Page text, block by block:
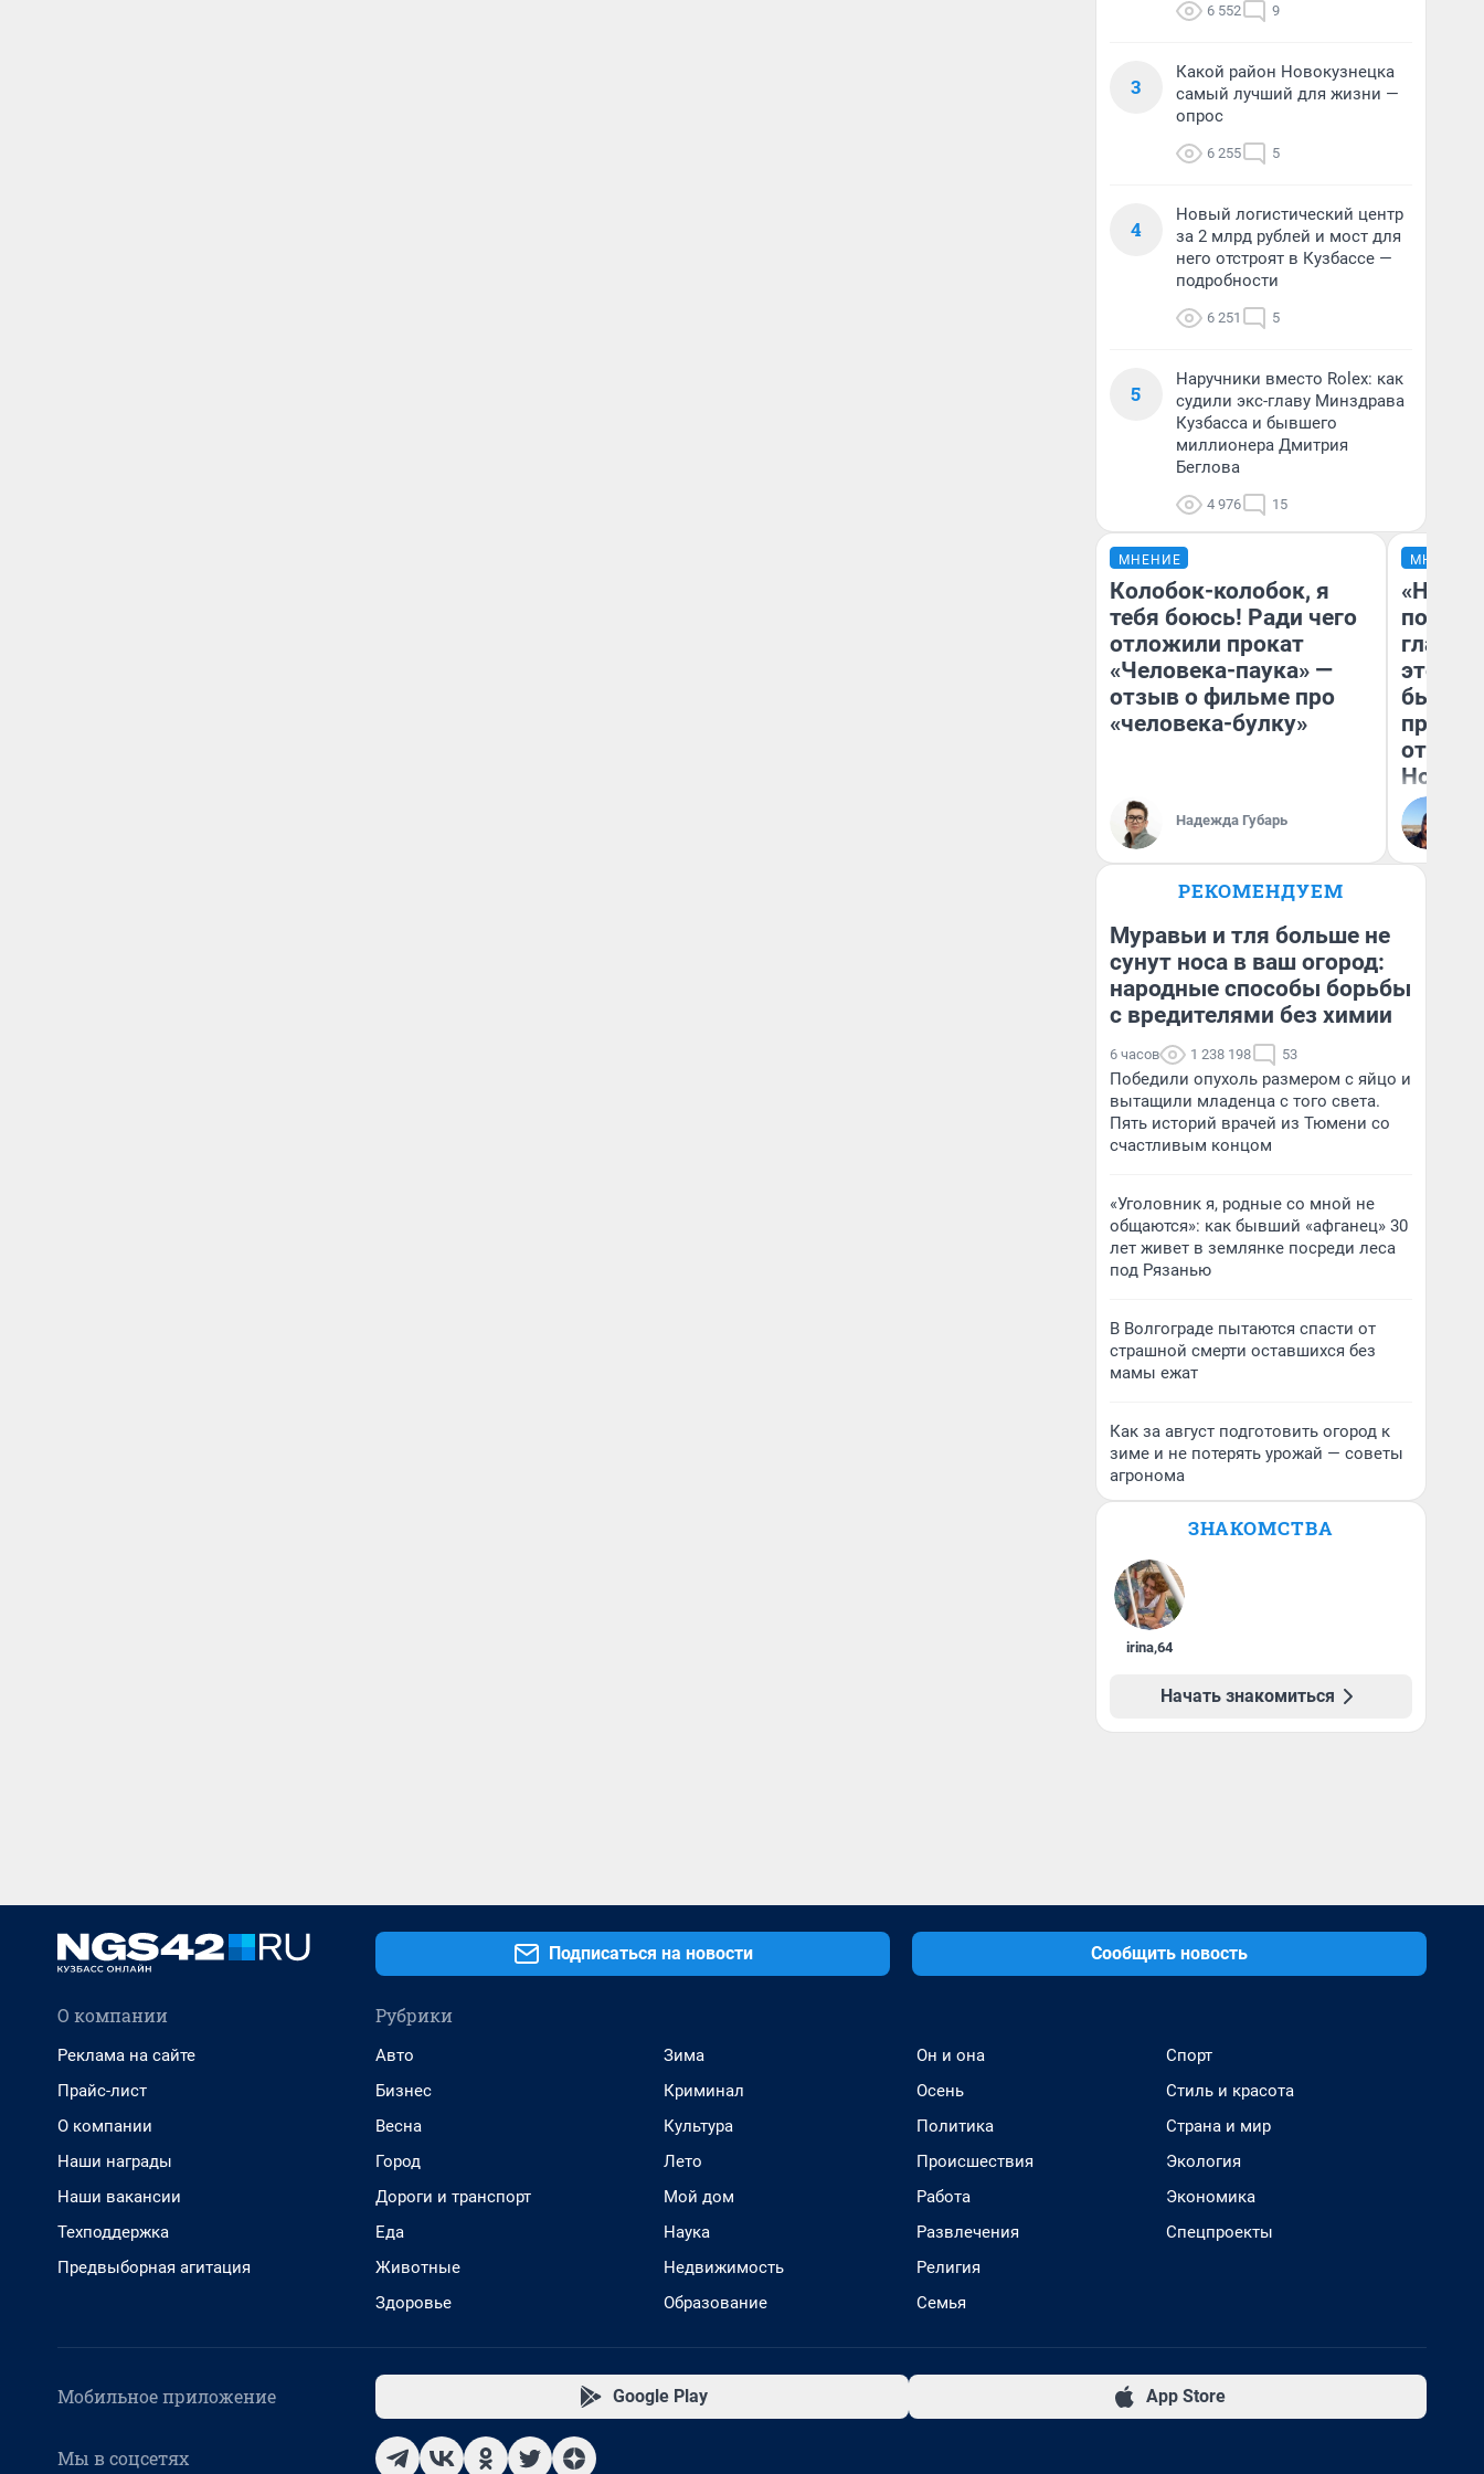
6 552 9
3
Какой район Новокузнецка
самый лучший для жизни —
опрос
6 255 5
4
Новый логистический центр
за 2 млрд рублей и мост для
него отстроят в Кузбассе —
подробности
6 251 5
5
Наручники вместо Rolex: как
судили экс-главу Минздрава
Кузбасса и бывшего
миллионера Дмитрия
Беглова
4 976 15
МНЕНИЕ
Колобок-колобок, я
тебя боюсь! Ради чего
отложили прокат
«Человека-паука» —
отзыв о фильме про
«человека-булку»
Надежда Губарь
МНЕНИЕ
этого
бьет
отзыв
Нолана
РЕКОМЕНДУЕМ
Муравьи и тля больше не
сунут носа в ваш огород:
народные способы борьбы
с вредителями без химии
6 часов 1 238 198 53
Победили опухоль размером с яйцо и
вытащили младенца с того света.
Пять историй врачей из Тюмени со
счастливым концом
«Уголовник я, родные со мной не
общаются»: как бывший «афганец» 30
лет живет в землянке посреди леса
под Рязанью
В Волгограде пытаются спасти от
страшной смерти оставшихся без
мамы ежат
Как за август подготовить огород к
зиме и не потерять урожай — советы
агронома
ЗНАКОМСТВА
irina,64
Начать знакомиться
Подписаться на новости Сообщить новость
О компании
Реклама на сайте
Прайс-лист
О компании
Наши награды
Наши вакансии
Техподдержка
Предвыборная агитация
Рубрики
Авто
Бизнес
Весна
Город
Дороги и транспорт
Еда
Животные
Здоровье
Зима
Криминал
Культура
Лето
Мой дом
Наука
Недвижимость
Образование
Он и она
Осень
Политика
Происшествия
Работа
Развлечения
Религия
Семья
Спорт
Стиль и красота
Страна и мир
Экология
Экономика
Спецпроекты
Мобильное приложение Google Play App Store
Мы в соцсетях